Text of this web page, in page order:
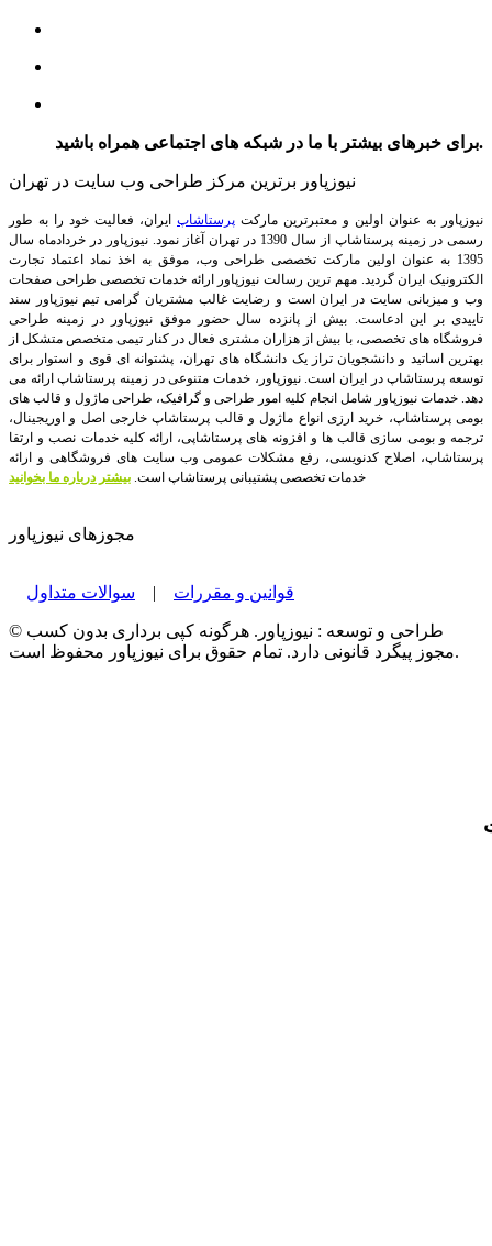
برای خبرهای بیشتر با ما در شبکه های اجتماعی همراه باشید.
نیوزپاور برترین مرکز طراحی وب سایت در تهران
نیوزپاور به عنوان اولین و معتبرترین مارکت پرستاشاپ ایران، فعالیت خود را به طور
رسمی در زمینه پرستاشاپ از سال 1390 در تهران آغاز نمود. نیوزپاور در خردادماه سال
1395 به عنوان اولین مارکت تخصصی طراحی وب، موفق به اخذ نماد اعتماد تجارت
الکترونیک ایران گردید. مهم ترین رسالت نیوزپاور ارائه خدمات تخصصی طراحی صفحات
وب و میزبانی سایت در ایران است و رضایت غالب مشتریان گرامی تیم نیوزپاور سند
تاییدی بر این ادعاست. بیش از پانزده سال حضور موفق نیوزپاور در زمینه طراحی
فروشگاه های تخصصی، با بیش از هزاران مشتری فعال در کنار تیمی متخصص متشکل از
بهترین اساتید و دانشجویان تراز یک دانشگاه های تهران، پشتوانه ای قوی و استوار برای
توسعه پرستاشاپ در ایران است.نیوزپاور، خدمات متنوعی در زمینه پرستاشاپ ارائه می
دهد. خدمات نیوزپاور شامل انجام کلیه امور طراحی و گرافیک، طراحی ماژول و قالب های
بومی پرستاشاپ، خرید ارزی انواع ماژول و قالب پرستاشاپ خارجی اصل و اوریجینال،
ترجمه و بومی سازی قالب ها و افزونه های پرستاشاپی، ارائه کلیه خدمات نصب و ارتقا
پرستاشاپ، اصلاح کدنویسی، رفع مشکلات عمومی وب سایت های فروشگاهی و ارائه
خدمات تخصصی پشتیبانی پرستاشاپ است. بیشتر درباره ما بخوانید
مجوزهای نیوزپاور
قوانین و مقررات | سوالات متداول
© طراحی و توسعه : نیوزپاور. هرگونه کپی برداری بدون کسب
مجوز پیگرد قانونی دارد. تمام حقوق برای نیوزپاور محفوظ است.